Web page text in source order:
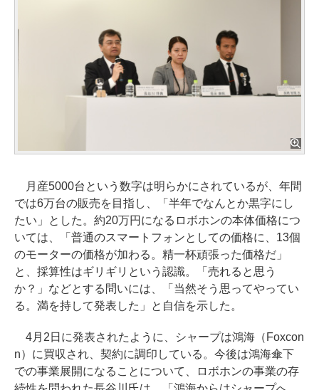
月産5000台という数字は明らかにされているが、年間
では6万台の販売を目指し、「半年でなんとか黒字にし
たい」とした。約20万円になるロボホンの本体価格につ
いては、「普通のスマートフォンとしての価格に、13個
のモーターの価格が加わる。精一杯頑張った価格だ」
と、採算性はギリギリという認識。「売れると思う
か？」などとする問いには、「当然そう思ってやってい
る。満を持して発表した」と自信を示した。
4月2日に発表されたように、シャープは鴻海（Foxcon
n）に買収され、契約に調印している。今後は鴻海傘下
での事業展開になることについて、ロボホンの事業の存